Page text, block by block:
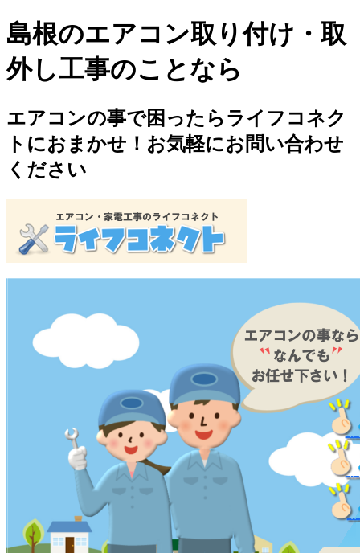
島根のエアコン取り付け・取
外し工事のことなら
エアコンの事で困ったらライフコネク
トにおまかせ！お気軽にお問い合わせ
ください